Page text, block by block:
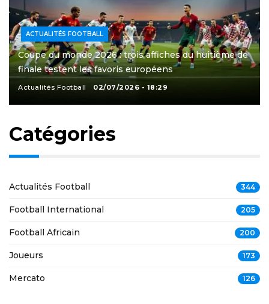
ACTUALITÉS FOOTBALL
Coupe du monde 2026 : trois affiches du huitième de
finale testent les favoris européens
Actualités Football 02/07/2026 - 18:29
Catégories
Actualités Football 344
Football International 205
Football Africain 200
Joueurs 173
Mercato 126